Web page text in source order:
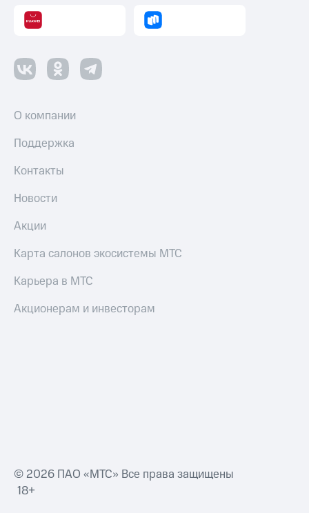
О компании
Поддержка
Контакты
Новости
Акции
Карта салонов экосистемы МТС
Карьера в МТС
Акционерам и инвесторам
© 2026 ПАО «МТС» Все права защищены
18+